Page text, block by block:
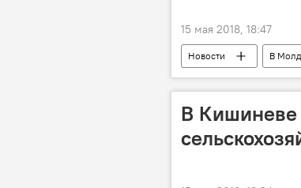
15 мая 2018, 18:47
Новости В
обыски
ущерб
В Кишиневе